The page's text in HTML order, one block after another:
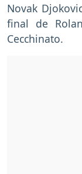
Novak
final de
Cecchinato.